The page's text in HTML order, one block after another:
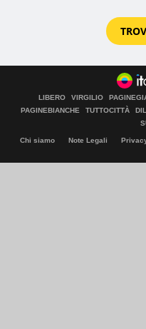
LIBERO VIRGILIO
PAGINEBIANCHE
TUTTOCITTÀ
Chi siamo Note Legali